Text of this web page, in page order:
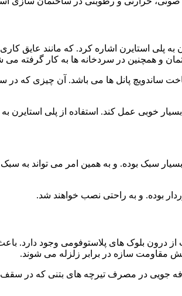
پلی استایرن اشاره کرد. که مانند عایق کاری
و همچنین در سردخانه‌ ها به کار گرفته می
ساندویچ پانل ها می باشد. آن چیزی که در
خوبی عمل کند. استفاده از پلی استایرن به
بوده. و به راحتی نصب خواهند شد.
از درون بلوک های پلاستوفومی وجود دارد.
مقاومت سازه در برابر زلزله می شوند.
آن باعث صرفه جویی در مصرف تیرچه های بتنی که